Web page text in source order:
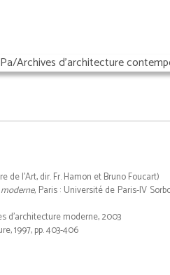
de l'Art, dir. Fr. Hamon et Bruno Foucart)
, Paris : Université de Paris-IV
d'architecture moderne, 2003
1997, pp. 403-406